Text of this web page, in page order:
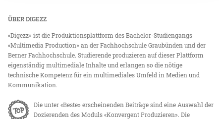
ÜBER DIGEZZ
«Digezz» ist die Produktionsplattform des Bachelor-Studiengangs
«Multimedia Production» an der Fachhochschule Graubünden und der
Berner Fachhochschule. Studierende produzieren auf dieser Plattform
eigenständig multimediale Inhalte und erlangen so die nötige
technische Kompetenz für ein multimediales Umfeld in Medien und
Kommunikation.
Die unter «Beste» erscheinenden Beiträge sind eine Auswahl der
Dozierenden des Moduls «Konvergent Produzieren». Die